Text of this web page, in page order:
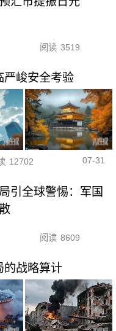
阅读 3519
严峻安全考验
12702 07-31
引全球警惕：军国
阅读 8609
的战略算计